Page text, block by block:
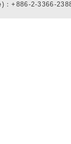
：+886-2-3366-